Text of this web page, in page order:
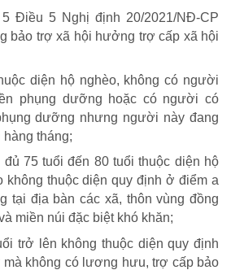
Điều 5 Nghị định 20/2021/NĐ-CP
bảo trợ xã hội hưởng trợ cấp xã hội
diện hộ nghèo, không có người
phụng dưỡng hoặc có người có
dưỡng nhưng người này đang
tháng;
75 tuổi đến 80 tuổi thuộc diện hộ
không thuộc diện quy định ở điểm a
tại địa bàn các xã, thôn vùng đồng
miền núi đặc biệt khó khăn;
trở lên không thuộc diện quy định
mà không có lương hưu, trợ cấp bảo